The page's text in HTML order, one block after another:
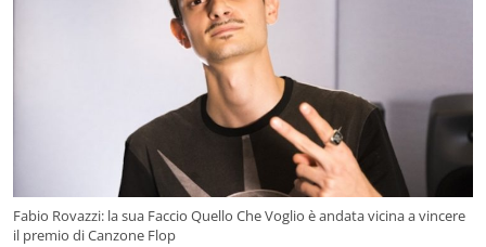
Fabio Rovazzi: la sua Faccio Quello Che Voglio è andata vicina a vincere
il premio di Canzone Flop